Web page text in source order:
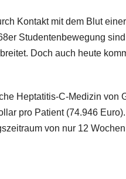
Kontakt mit dem Blut
Studentenbewegung
Doch auch heute
Heptatitis-C-Medizin von
pro Patient (74.946
von nur 12